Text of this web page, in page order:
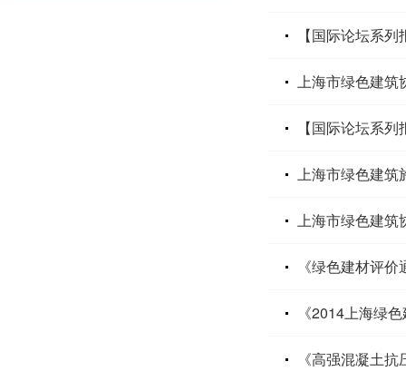
【国际论坛系
上海市绿色建筑
【国际论坛系
上海市绿色建筑
上海市绿色建筑
《绿色建材评
《2014上海绿
《高强混凝土